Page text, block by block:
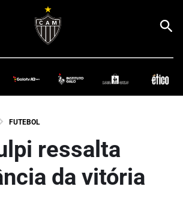
FUTEBOL
ressalta
da vitória